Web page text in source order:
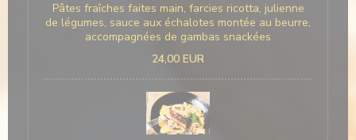
Pâtes fraîches faites main, farcies ricotta, julienne
de légumes, sauce aux échalotes montée au beurre,
accompagnées de gambas snackées
24,00 EUR